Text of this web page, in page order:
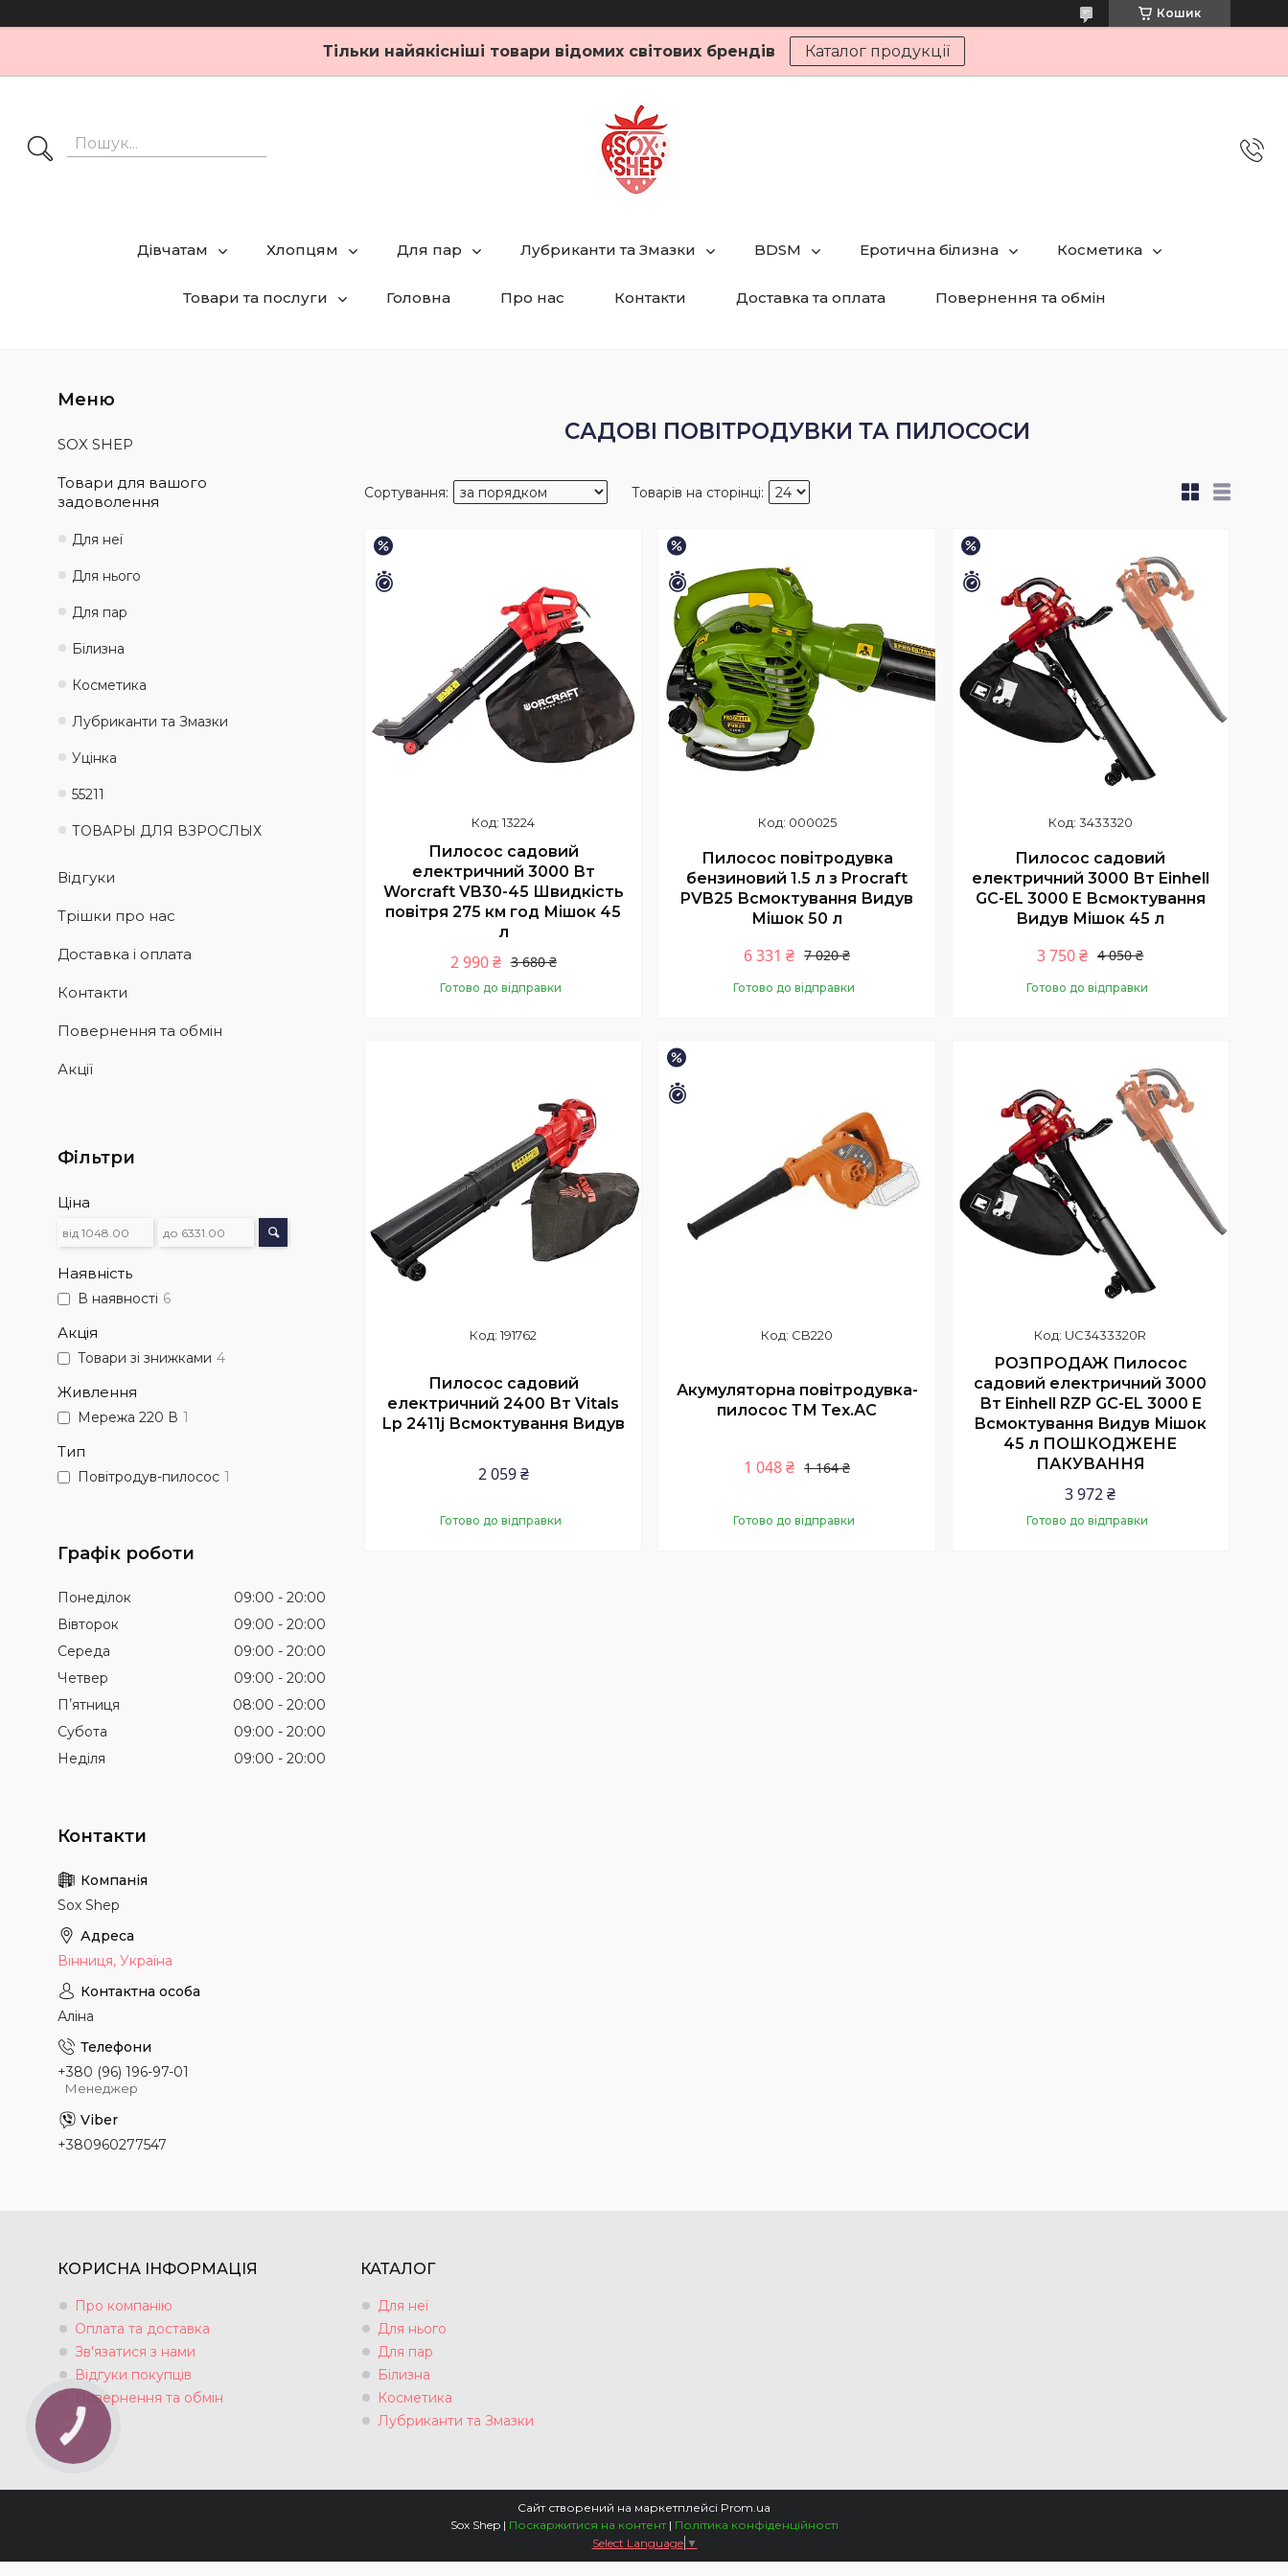
Кошик
Тільки найякісніші товари відомих світових брендів Каталог продукції
Дівчатам Хлопцям Для пар Лубриканти та Змазки BDSM Еротична білизна Косметика
Товари та послуги Головна Про нас Контакти Доставка та оплата Повернення та обмін
САДОВІ ПОВІТРОДУВКИ ТА ПИЛОСОСИ
13224
Пилосос садовий
електричний 3000 Вт
Worcraft VB30-45 Швидкість
повітря 275 км год Мішок 45
л
3 680 ₴
2 990 ₴
Готово до відправки
Залишилось 46 днів
000025
Пилосос повітродувка
бензиновий 1.5 л з Procraft
PVB25 Всмоктування Видув
Мішок 50 л
7 020 ₴
6 331 ₴
Готово до відправки
Залишилось 28 днів
3433320
Пилосос садовий
електричний 3000 Вт Einhell
GC-EL 3000 E Всмоктування
Видув Мішок 45 л
4 050 ₴
3 750 ₴
Готово до відправки
191762
Пилосос садовий
електричний 2400 Вт Vitals
Lp 2411j Всмоктування Видув
2 059 ₴
Готово до відправки
CB220
Акумуляторна повітродувка-
пилосос ТМ Тех.АС
1 164 ₴
1 048 ₴
Готово до відправки
UC3433320R
РОЗПРОДАЖ Пилосос
садовий електричний 3000
Вт Einhell RZP GC-EL 3000 E
Всмоктування Видув Мішок
45 л ПОШКОДЖЕНЕ
ПАКУВАННЯ
3 972 ₴
Готово до відправки
SOX SHEP
Товари для вашого
задоволення
Для неї
Для нього
Для пар
Білизна
Косметика
Лубриканти та Змазки
Уцінка
55211
ТОВАРЫ ДЛЯ ВЗРОСЛЫХ
Відгуки
Трішки про нас
Доставка і оплата
Контакти
Повернення та обмін
Акції
Фільтри
Ціна
Наявність
В наявності 6
Акція
Товари зі знижками 4
Живлення
Мережа 220 В 1
Тип
Повітродув-пилосос 1
Графік роботи
Понеділок 09:00
20:00
Вівторок
09:00
20:00
Середа
09:00
20:00
Четвер
09:00
20:00
Пʼятниця
08:00
20:00
Субота
09:00
20:00
Неділя
09:00 20:00
Sox Shep
Вінниця, Україна
Аліна
+380 (96) 196-97-01
Менеджер
+380960277547
КОРИСНА ІНФОРМАЦІЯ
Про компанію
Оплата та доставка
Зв'язатися з нами
Відгуки покупців
Повернення та обмін
КАТАЛОГ
Для неї
Для нього
Для пар
Білизна
Косметика
Лубриканти та Змазки
Сайт створений на маркетплейсі Prom.ua
Sox Shep | Поскаржитися на контент | Політика конфіденційності
Select Language ▼